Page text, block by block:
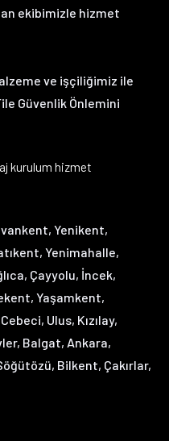
ekibimizle hizmet
ve işçiliğimiz ile
Güvenlik Önlemini
kurulum hizmet
Yenikent,
Yenimahalle,
Çayyolu, İncek,
Yaşamkent,
Ulus, Kızılay,
Balgat, Ankara,
Bilkent, Çakırlar,